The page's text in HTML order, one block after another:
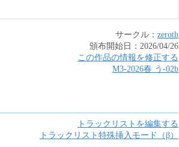
サークル： zeroth
頒布開始日： 2026/04/26
この作品の情報を修正する
M3-2026春 う-02b
トラックリストを編集する
トラックリスト特殊挿入モード（β）